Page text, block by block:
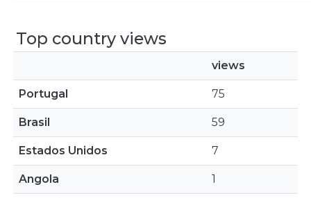
Top country views
views
Portugal 75
Brasil 59
Estados Unidos 7
Angola 1